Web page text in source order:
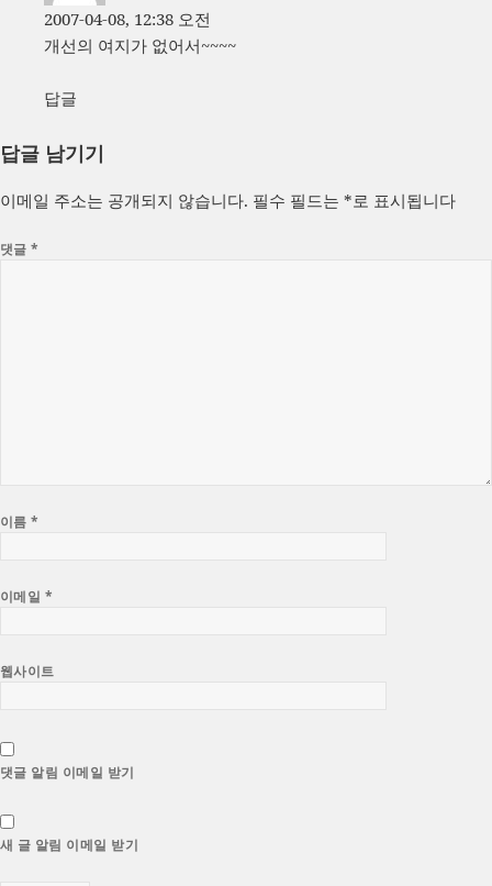
2007-04-08, 12:38 오전
개선의 여지가 없어서~~~~
답글
답글 남기기
이메일 주소는 공개되지 않습니다. 필수 필드는 *로 표시됩니다
댓글*
이름*
이메일 *
웹사이트
댓글 알림 이메일 받기
새 글 알림 이메일 받기